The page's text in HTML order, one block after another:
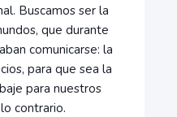
Buscamos ser la
que durante
comunicarse: la
para que sea la
para nuestros
contrario.